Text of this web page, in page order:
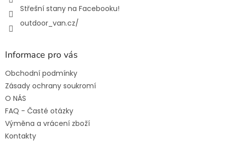
Střešní stany na Facebooku!
outdoor_van.cz/
Informace pro vás
Obchodní podmínky
Zásady ochrany soukromí
O NÁS
FAQ - Časté otázky
Výměna a vrácení zboží
Kontakty